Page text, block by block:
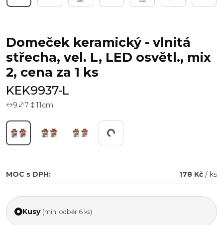
Domeček keramický - vlnitá
střecha, vel. L, LED osvětl., mix
2, cena za 1 ks
KEK9937-L
9 7 11cm
Pracuji...
MOC s DPH: 178 Kč / ks
Kusy (min. odběr 6 ks)